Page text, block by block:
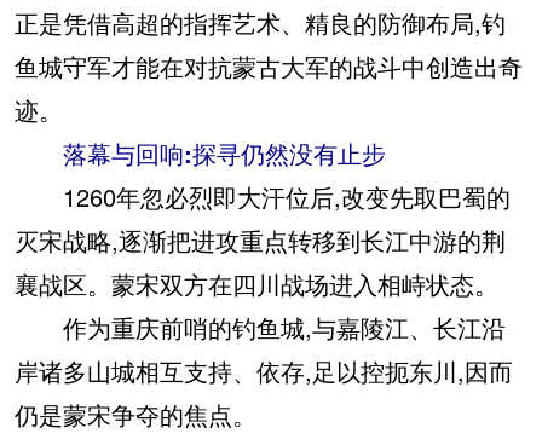
正是凭借高超的指挥艺术、精良的防御布局,钓
鱼城守军才能在对抗蒙古大军的战斗中创造出奇
迹。
落幕与回响:探寻仍然没有止步
1260年忽必烈即大汗位后,改变先取巴蜀的
灭宋战略,逐渐把进攻重点转移到长江中游的荆
襄战区。蒙宋双方在四川战场进入相峙状态。
作为重庆前哨的钓鱼城,与嘉陵江、长江沿
岸诸多山城相互支持、依存,足以控扼东川,因而
仍是蒙宋争夺的焦点。